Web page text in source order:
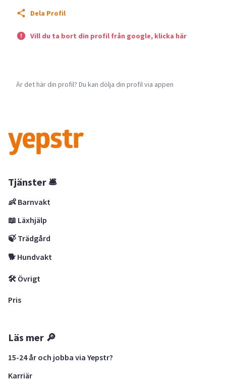
Dela Profil
Vill du ta bort din profil från google, klicka här
Är det här din profil? Du kan dölja din profil via appen
Tjänster 🛎
👶 Barnvakt
📖 Läxhjälp
🍃 Trädgård
🐕 Hundvakt
🛠 Övrigt
Pris
Läs mer 🔎
15-24 år och jobba via Yepstr?
Karriär